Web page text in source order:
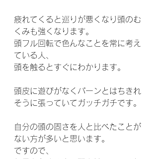
疲れてくると巡りが悪くなり頭のむ
くみも強くなります。
頭フル回転で色んなことを常に考え
ている人、
頭を触るとすぐにわかります。
頭皮に遊びがなくパーンとはちきれ
そうに張っていてガッチガチです。
自分の頭の固さを人と比べたことが
ない方が多いと思います。
ですので、